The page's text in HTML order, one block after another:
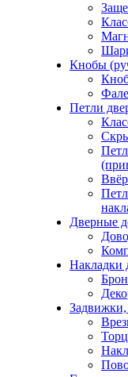
Кнобы
Петли
Дверные
Накладки